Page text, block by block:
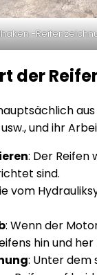
-
der
und ihr
: Der Reifen
sind.
vom
: Wenn der
hin und
: Unter dem